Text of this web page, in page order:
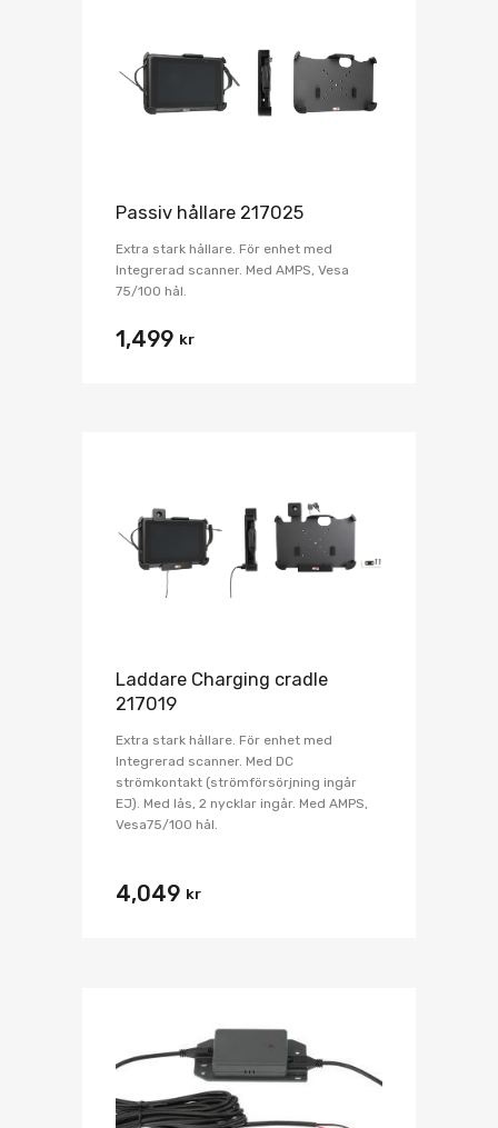
Passiv hållare 217025
Extra stark hållare. För enhet med
Integrerad scanner. Med AMPS, Vesa
75/100 hål.
1,499 kr
Laddare Charging cradle
217019
Extra stark hållare. För enhet med
Integrerad scanner. Med DC
strömkontakt (strömförsörjning ingår
EJ). Med lås, 2 nycklar ingår. Med AMPS,
Vesa75/100 hål.
4,049 kr